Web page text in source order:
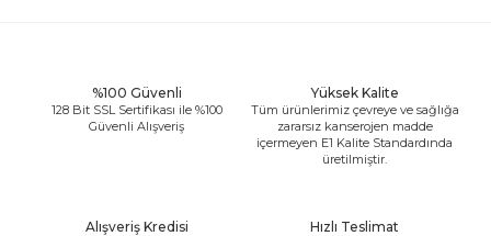
%100 Güvenli
128 Bit SSL Sertifikası ile %100
Güvenli Alışveriş
Yüksek Kalite
Tüm ürünlerimiz çevreye ve sağlığa
zararsız kanserojen madde
içermeyen E1 Kalite Standardında
üretilmiştir.
Alışveriş Kredisi Hızlı Teslimat